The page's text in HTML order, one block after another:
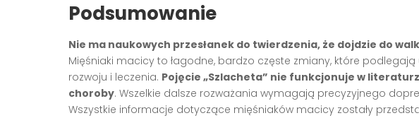
Podsumowanie
Nie ma naukowych przesłanek do twierdzenia, że dojdzie do
Mięśniaki macicy to łagodne, bardzo częste zmiany, które
rozwoju i leczenia. Pojęcie „Szlacheta” nie funkcjonuje w
choroby. Wszelkie dalsze rozważania wymagają precyzyjnego
Wszystkie informacje dotyczące mięśniaków macicy zostały